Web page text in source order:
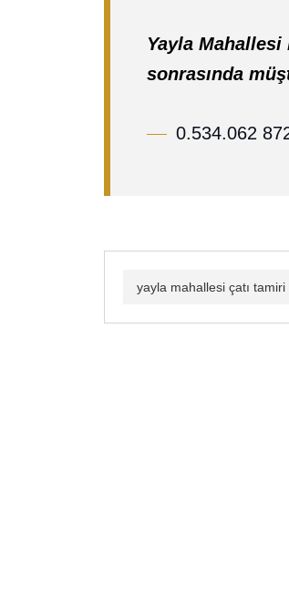
Yayla Mahallesi
sonrasında
0.534.062
yayla mahallesi çatı tamiri